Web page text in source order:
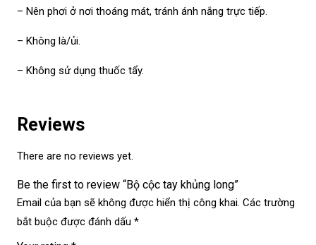
– Nên phơi ở nơi thoáng mát, tránh ánh nắng trực tiếp.
– Không là/ủi.
– Không sử dụng thuốc tẩy.
Reviews
There are no reviews yet.
Be the first to review “Bộ cộc tay khủng long”
Email của bạn sẽ không được hiển thị công khai. Các trường
bắt buộc được đánh dấu *